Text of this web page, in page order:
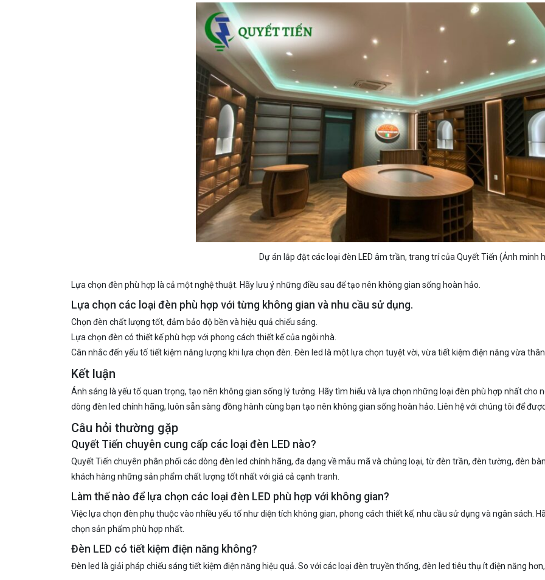
Dự án lắp đặt các loại đèn LED âm trần, trang trí của Quyết Tiến (Ảnh minh
Lựa chọn đèn phù hợp là cả một nghệ thuật. Hãy lưu ý những điều sau để tạo nên không gian sống hoàn hảo.
Lựa chọn các loại đèn phù hợp với từng không gian và nhu cầu sử dụng.
Chọn đèn chất lượng tốt, đảm bảo độ bền và hiệu quả chiếu sáng.
Lựa chọn đèn có thiết kế phù hợp với phong cách thiết kế của ngôi nhà.
Cân nhắc đến yếu tố tiết kiệm năng lượng khi lựa chọn đèn. Đèn led là một lựa chọn tuyệt vời, vừa tiết kiệm điện năng vừa
Kết luận
Ánh sáng là yếu tố quan trọng, tạo nên không gian sống lý tưởng. Hãy tìm hiểu và lựa chọn những loại đèn phù hợp nhất cho
dòng đèn led chính hãng, luôn sẵn sàng đồng hành cùng bạn tạo nên không gian sống hoàn hảo. Liên hệ với chúng tôi để
Câu hỏi thường gặp
Quyết Tiến chuyên cung cấp các loại đèn LED nào?
Quyết Tiến chuyên phân phối các dòng đèn led chính hãng, đa dạng về mẫu mã và chủng loại, từ đèn trần, đèn tường, đèn
khách hàng những sản phẩm chất lượng tốt nhất với giá cả cạnh tranh.
Làm thế nào để lựa chọn các loại đèn LED phù hợp với không gian?
Việc lựa chọn đèn phụ thuộc vào nhiều yếu tố như diện tích không gian, phong cách thiết kế, nhu cầu sử dụng và ngân sách.
chọn sản phẩm phù hợp nhất.
Đèn LED có tiết kiệm điện năng không?
Đèn led là giải pháp chiếu sáng tiết kiệm điện năng hiệu quả. So với các loại đèn truyền thống, đèn led tiêu thụ ít điện năng